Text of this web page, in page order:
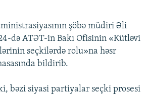
şöbə müdiri Əli
də ATƏT-in Bakı Ofisinin «Kütləvi
seçkilərdə rolu»na həsr
bildirib.
bəzi siyasi partiyalar seçki prosesi